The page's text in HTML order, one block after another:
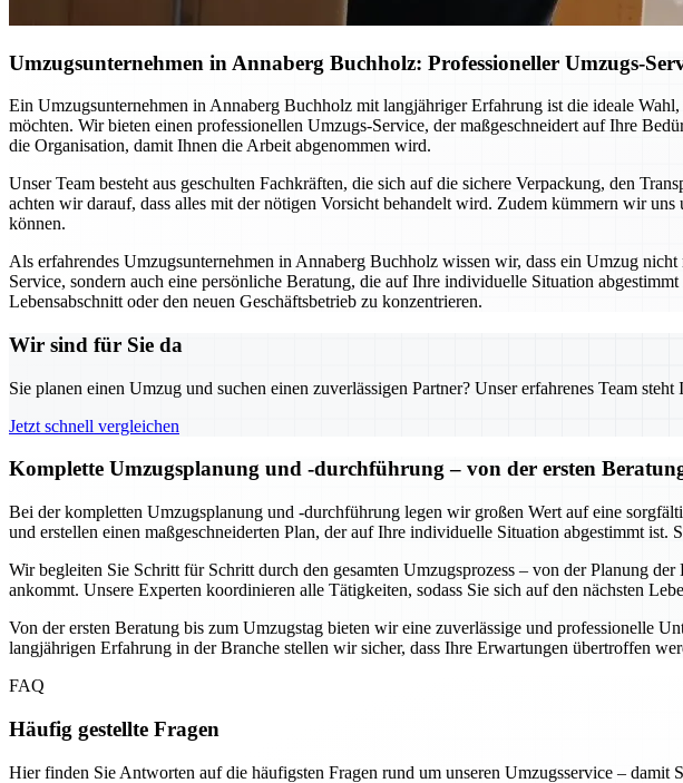
Umzugsunternehmen in Annaberg Buchholz: Professioneller Umzugs-
Ein Umzugsunternehmen in Annaberg Buchholz mit langjähriger Erfahrung ist die ideale
möchten. Wir bieten einen professionellen Umzugs-Service, der maßgeschneidert auf Ihre
die Organisation, damit Ihnen die Arbeit abgenommen wird.
Unser Team besteht aus geschulten Fachkräften, die sich auf die sichere Verpackung, den
achten wir darauf, dass alles mit der nötigen Vorsicht behandelt wird. Zudem kümmern wir
können.
Als erfahrendes Umzugsunternehmen in Annaberg Buchholz wissen wir, dass ein Umzug
Service, sondern auch eine persönliche Beratung, die auf Ihre individuelle Situation
Lebensabschnitt oder den neuen Geschäftsbetrieb zu konzentrieren.
Wir sind für Sie da
Sie planen einen Umzug und suchen einen zuverlässigen Partner? Unser erfahrenes Team
Jetzt schnell vergleichen
Komplette Umzugsplanung und -durchführung – von der ersten
Bei der kompletten Umzugsplanung und -durchführung legen wir großen Wert auf eine
und erstellen einen maßgeschneiderten Plan, der auf Ihre individuelle Situation abgestimmt
Wir begleiten Sie Schritt für Schritt durch den gesamten Umzugsprozess – von der Planung
ankommt. Unsere Experten koordinieren alle Tätigkeiten, sodass Sie sich auf den nächsten
Von der ersten Beratung bis zum Umzugstag bieten wir eine zuverlässige und professionelle
langjährigen Erfahrung in der Branche stellen wir sicher, dass Ihre Erwartungen übertroffen
FAQ
Häufig gestellte Fragen
Hier finden Sie Antworten auf die häufigsten Fragen rund um unseren Umzugsservice – damit